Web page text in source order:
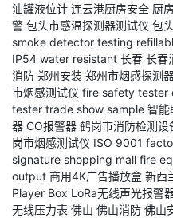
油罐液位计 连云港厨房安全 厨
警 包头市感温探测器测试仪 包
smoke detector testing
IP54 water resistant 长春 长春
消防 郑州安装 郑州市烟感探测
市烟感测试仪 fire safety tester
tester trade show sample 智能
器 CO报警器 鹤岗市消防检测设
岗市烟感测试仪 ISO 9001
signature shopping mall fire
output 商用4K广告播放盒 新西
Player Box LoRa无线声光报警
无线压力表 佛山 佛山消防 佛山